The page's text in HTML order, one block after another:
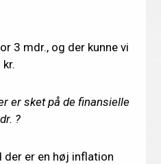
3 mdr., og der kunne vi
er sket på de finansielle
?
er en høj inflation